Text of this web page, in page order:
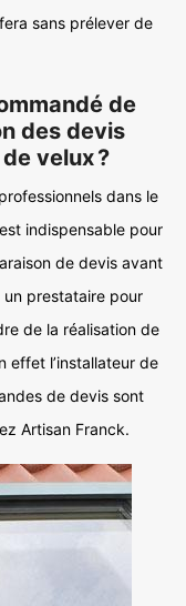
sans prélever de
de
des devis
velux ?
dans le
indispensable pour
de devis avant
prestataire pour
de la réalisation de
effet l’installateur de
de devis sont
Artisan Franck.